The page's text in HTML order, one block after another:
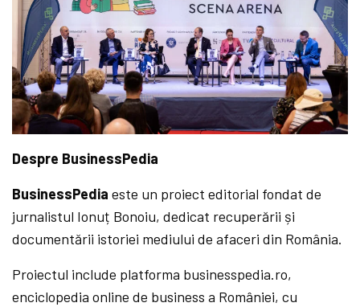
Despre BusinessPedia
BusinessPedia este un proiect editorial fondat de
jurnalistul Ionuț Bonoiu, dedicat recuperării și
documentării istoriei mediului de afaceri din România.
Proiectul include platforma businesspedia.ro,
enciclopedia online de business a României, cu